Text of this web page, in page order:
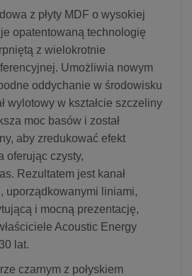
z płyty MDF o wysokiej
opatentowaną technologię
z wielokrotnie
Umożliwia nowym
oddychanie w środowisku
wylotowy w kształcie szczeliny
moc basów i został
aby zredukować efekt
oferując czysty,
Rezultatem jest kanał
uporządkowanymi liniami,
i mocną prezentację,
Acoustic Energy
lat.
czarnym z połyskiem